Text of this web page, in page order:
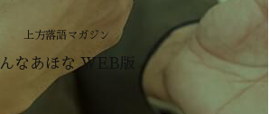
上方落語マガジン
んなあほな WEB版